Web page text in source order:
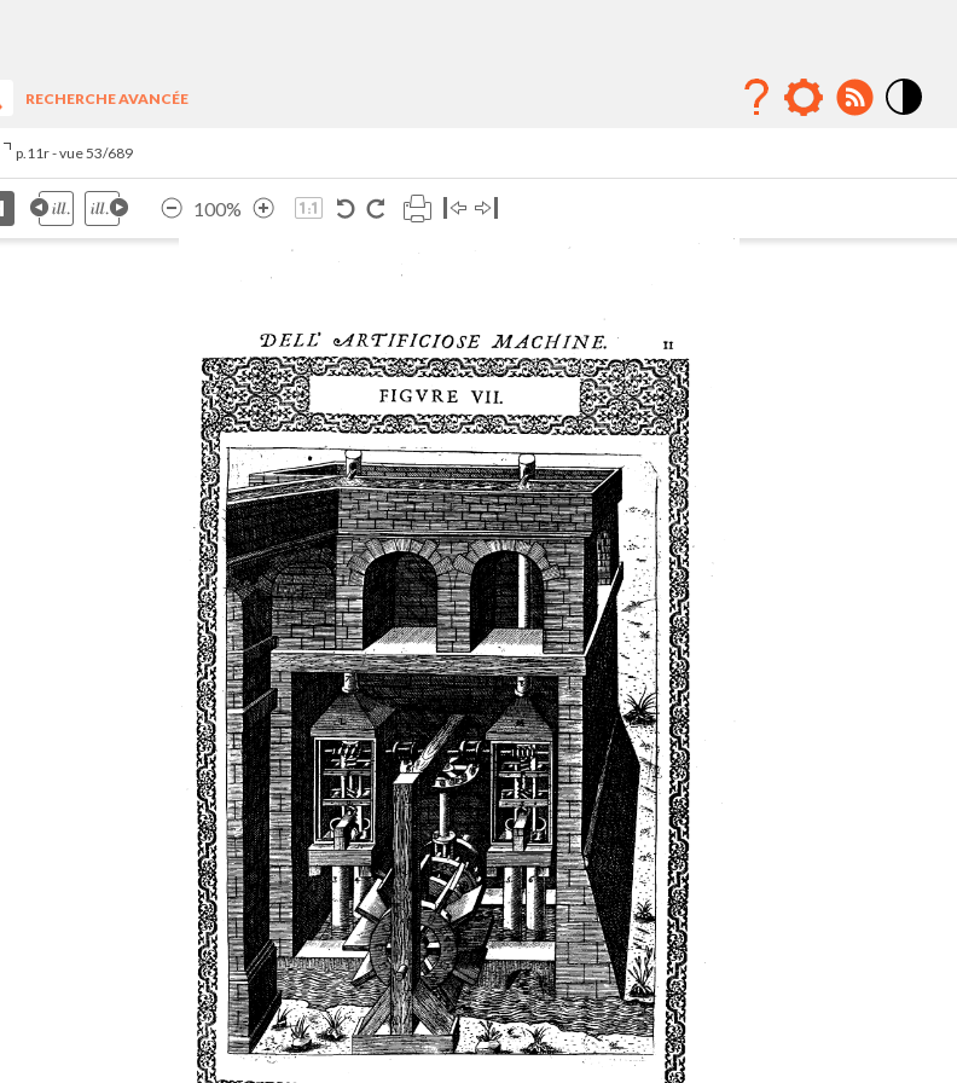
RECHERCHE AVANCÉE
p.11r - vue 53/689
100%